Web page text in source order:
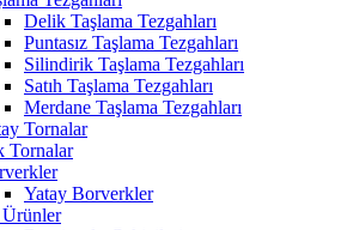
Delik Taşlama Tezgahları
Puntasız Taşlama Tezgahları
Silindirik Taşlama Tezgahları
Satıh Taşlama Tezgahları
Merdane Taşlama Tezgahları
Tornalar
Tornalar
Yatay Borverkler